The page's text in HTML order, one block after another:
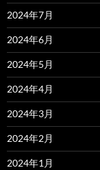
2024年7月
2024年6月
2024年5月
2024年4月
2024年3月
2024年2月
2024年1月